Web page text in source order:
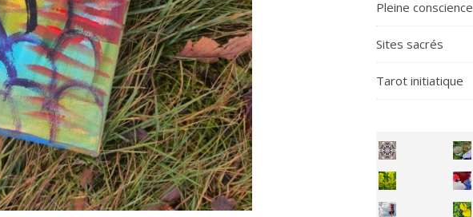
Pleine conscience
Sites sacrés
Tarot initiatique
You're
50/50 OR 100/100 ? The day after Ascension, w